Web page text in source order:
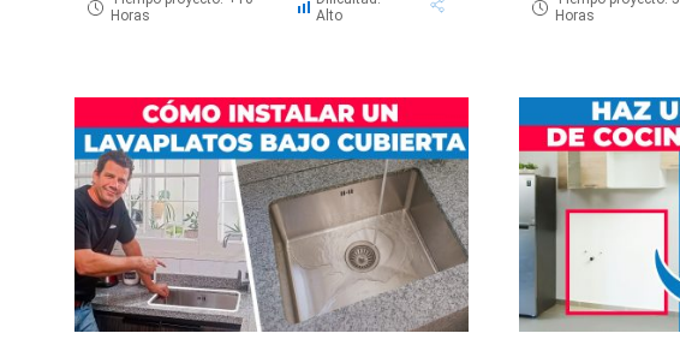
Horas
Alto
Horas